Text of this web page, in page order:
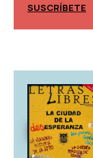
SUSCRÍBETE